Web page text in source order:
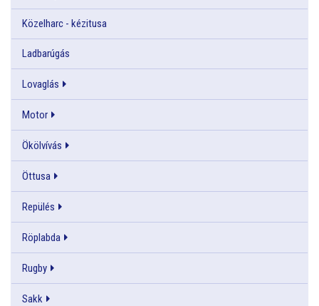
Közelharc - kézitusa
Ladbarúgás
Lovaglás
Motor
Ökölvívás
Öttusa
Repülés
Röplabda
Rugby
Sakk